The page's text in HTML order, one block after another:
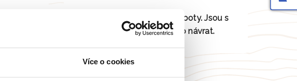
Více o cookies
Daná místa znají jako své boty. Jsou s
vámi od odjezdu až po návrat.